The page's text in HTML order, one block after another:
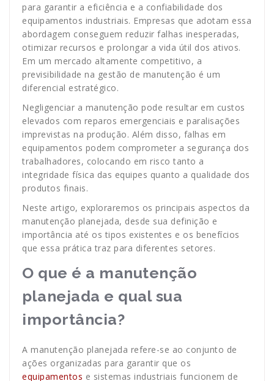
para garantir a eficiência e a confiabilidade dos
equipamentos industriais. Empresas que adotam essa
abordagem conseguem reduzir falhas inesperadas,
otimizar recursos e prolongar a vida útil dos ativos.
Em um mercado altamente competitivo, a
previsibilidade na gestão de manutenção é um
diferencial estratégico.
Negligenciar a manutenção pode resultar em custos
elevados com reparos emergenciais e paralisações
imprevistas na produção. Além disso, falhas em
equipamentos podem comprometer a segurança dos
trabalhadores, colocando em risco tanto a
integridade física das equipes quanto a qualidade dos
produtos finais.
Neste artigo, exploraremos os principais aspectos da
manutenção planejada, desde sua definição e
importância até os tipos existentes e os benefícios
que essa prática traz para diferentes setores.
O que é a manutenção
planejada e qual sua
importância?
A manutenção planejada refere-se ao conjunto de
ações organizadas para garantir que os
equipamentos e sistemas industriais funcionem de